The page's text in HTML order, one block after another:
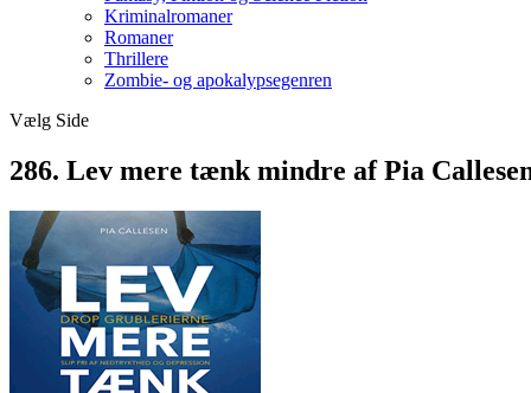
Kriminalromaner
Romaner
Thrillere
Zombie- og apokalypsegenren
Vælg Side
286. Lev mere tænk mindre af Pia